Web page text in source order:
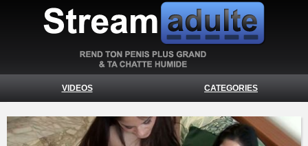
VIDEOS CATEGORIES